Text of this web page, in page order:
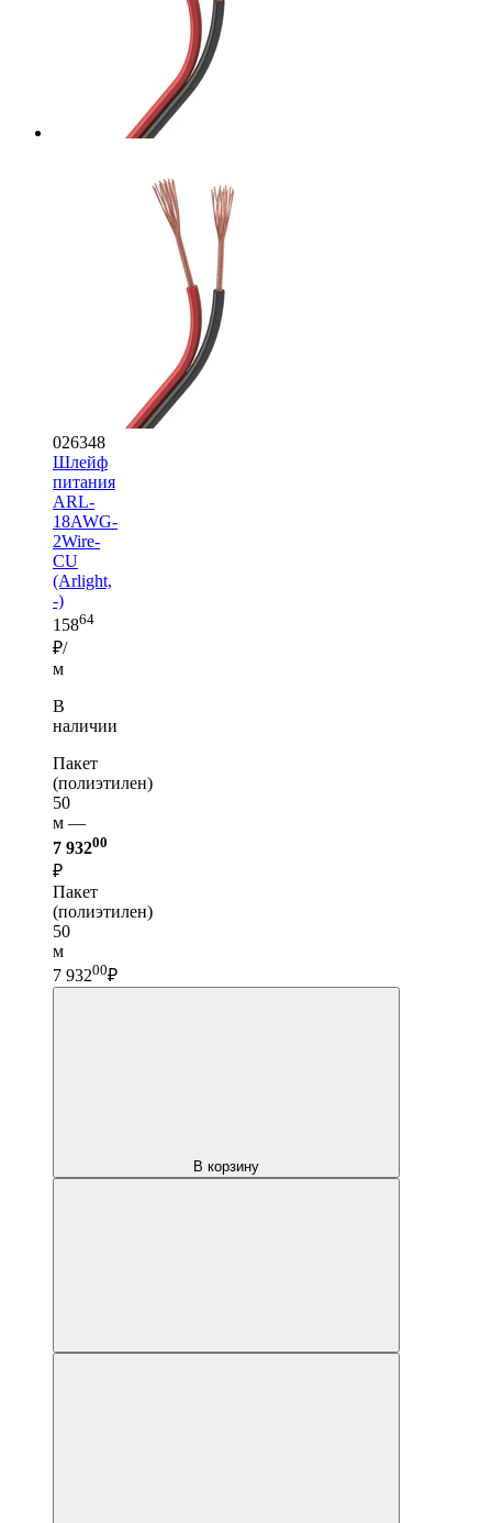
026348
Шлейф
питания
ARL-
18AWG-
2Wire-
CU
(Arlight,
-)
15864
₽/
м
В
наличии
Пакет
(полиэтилен)
50
м —
7 93200
₽
Пакет
(полиэтилен)
50
м
7 93200₽
В корзину